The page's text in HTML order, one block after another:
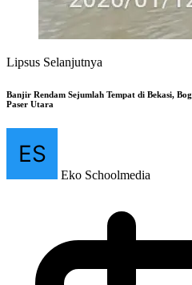
Lipsus Selanjutnya
Banjir Rendam Sejumlah Tempat di Bekasi,
Paser Utara
Eko Schoolmedia